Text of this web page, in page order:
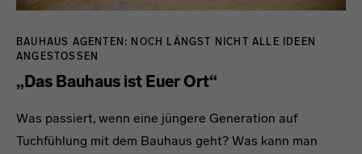
BAUHAUS AGENTEN: NOCH LÄNGST NICHT ALLE IDEEN
ANGESTOSSEN
„Das Bauhaus ist Euer Ort“
Was passiert, wenn eine jüngere Generation auf
Tuchfühlung mit dem Bauhaus geht? Was kann man